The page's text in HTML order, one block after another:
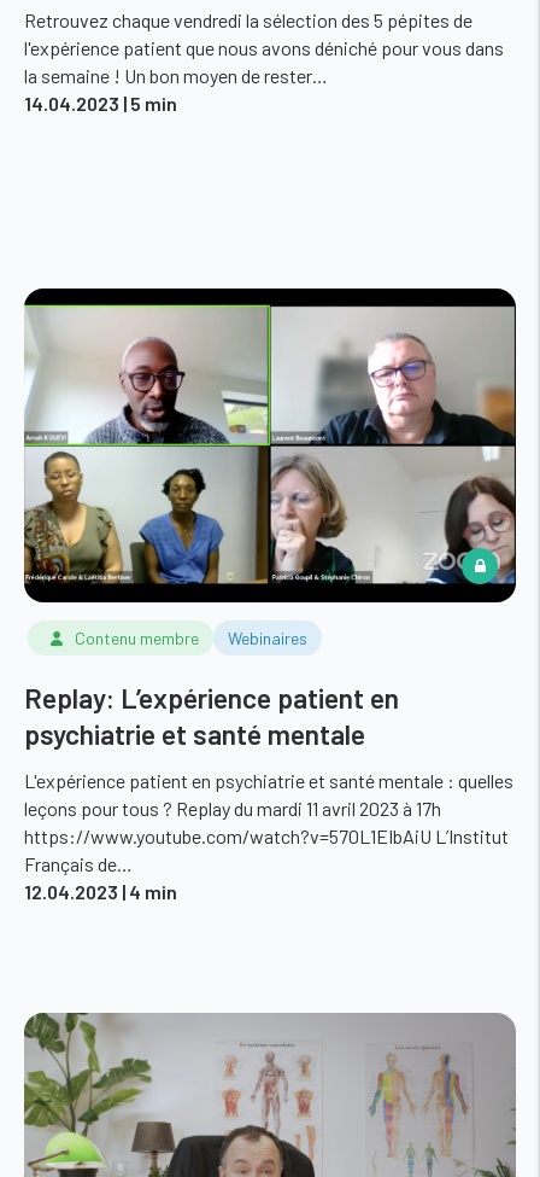
Retrouvez chaque vendredi la sélection des 5 pépites de
l'expérience patient que nous avons déniché pour vous dans
la semaine ! Un bon moyen de rester…
14.04.2023 | 5 min
Contenu membre Webinaires
Replay: L’expérience patient en
psychiatrie et santé mentale
L'expérience patient en psychiatrie et santé mentale : quelles
leçons pour tous ? Replay du mardi 11 avril 2023 à 17h
https://www.youtube.com/watch?v=570L1EIbAiU L’Institut
Français de…
12.04.2023 | 4 min